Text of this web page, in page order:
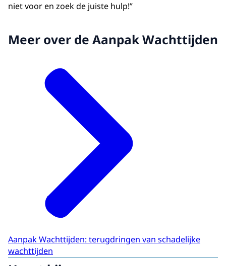
niet voor en zoek de juiste hulp!”
Meer over de Aanpak Wachttijden
Aanpak Wachttijden: terugdringen van schadelijke
wachttijden